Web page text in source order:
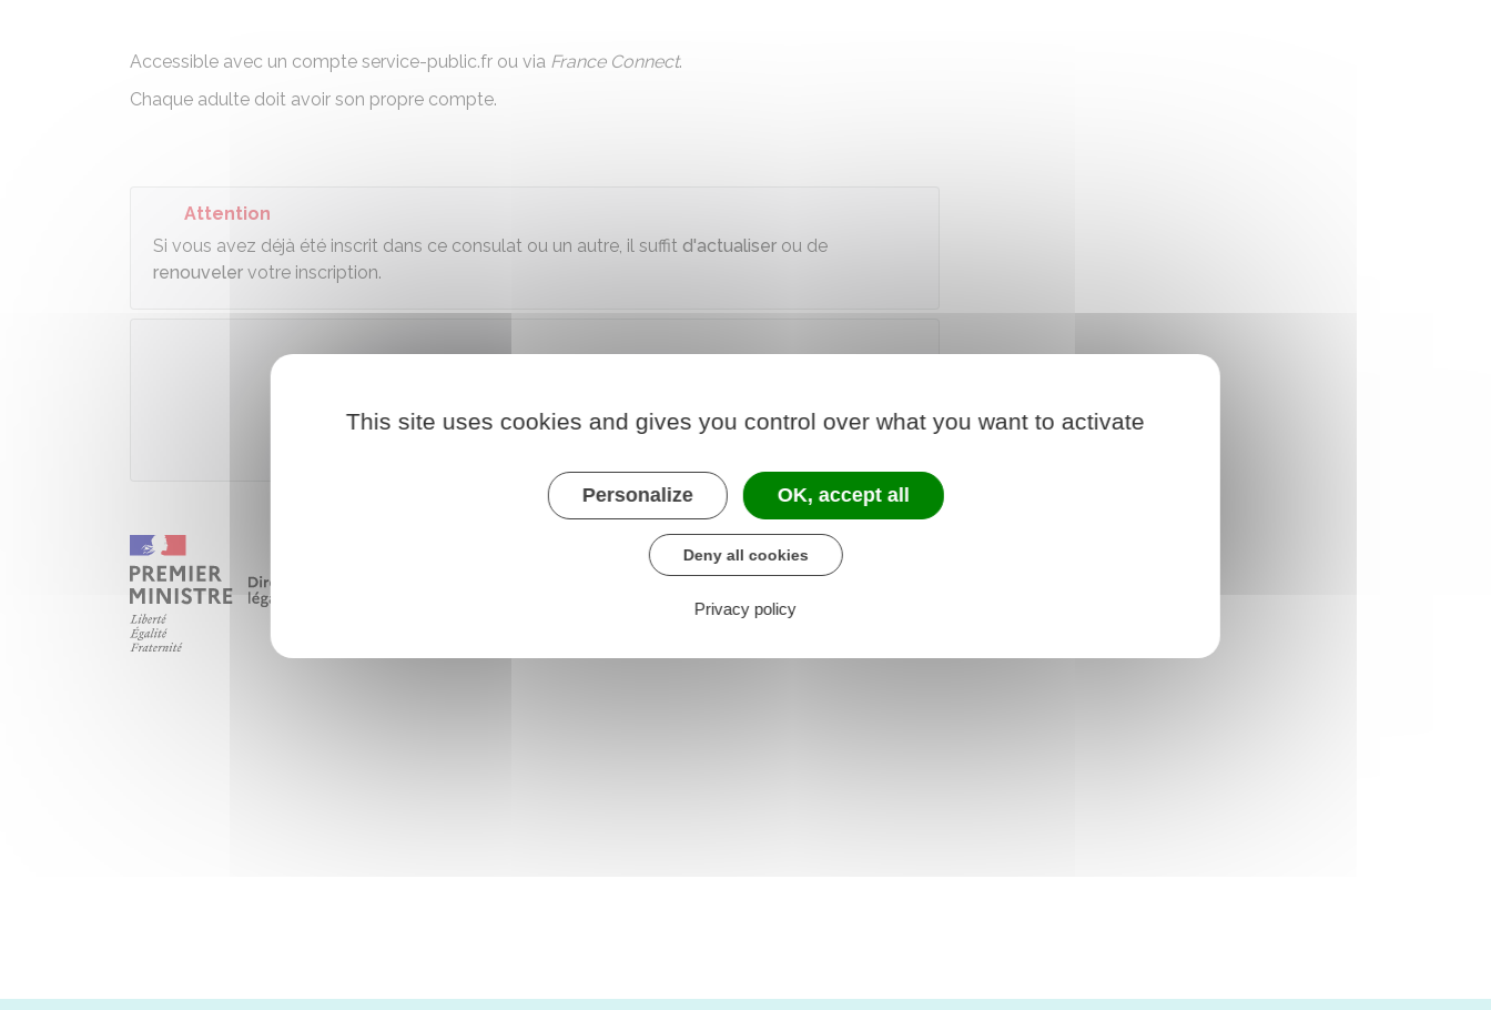
Accessible avec un compte service-public.fr ou via France Connect.
Chaque adulte doit avoir son propre compte.
Attention
Si vous avez déjà été inscrit dans ce consulat ou un autre, il suffit d'actualiser ou de
renouveler votre inscription.
This site uses cookies and gives you control over what you want to activate
Personalize OK, accept all
Deny all cookies
Privacy policy